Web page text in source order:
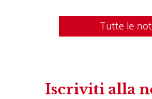
Tutte le
Iscriviti alla